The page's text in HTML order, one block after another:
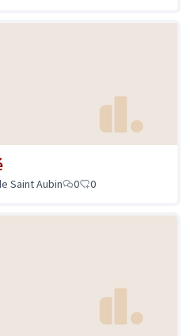
Saint Aubin 0 0